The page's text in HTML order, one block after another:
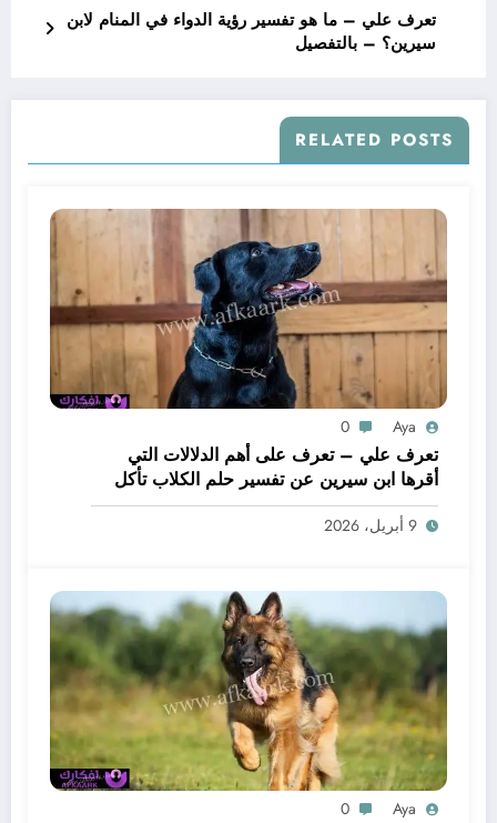
تعرف علي – ما هو تفسير رؤية الدواء في المنام لابن
سيرين؟ – بالتفصيل
RELATED POSTS
Aya
0
تعرف علي – تعرف على أهم الدلالات التي
أقرها ابن سيرين عن تفسير حلم الكلاب تأكل
لحم – بالتفصيل
9 أبريل، 2026
Aya
0